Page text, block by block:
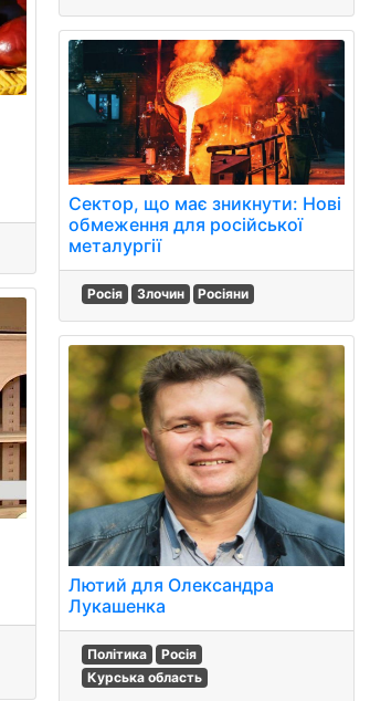
Сектор, що має зникнути: Нові
обмеження для російської
металургії
Росія Злочин Росіяни
Лютий для Олександра
Лукашенка
Політика
Росія
Курська область